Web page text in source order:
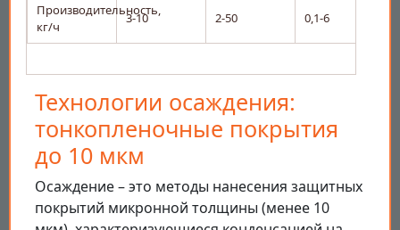
Производительность,
кг/ч
3-10 2-50 0,1-6
Технологии осаждения:
тонкопленочные покрытия
до 10 мкм
Осаждение – это методы нанесения защитных
покрытий микронной толщины (менее 10